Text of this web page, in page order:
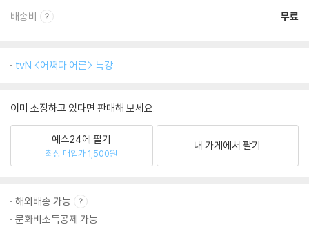
배송비 무료
tvN <어쩌다 어른> 특강
이미 소장하고 있다면 판매해 보세요.
예스24에 팔기
최상 매입가 1,500원
내 가게에서 팔기
해외배송 가능
문화비소득공제 가능